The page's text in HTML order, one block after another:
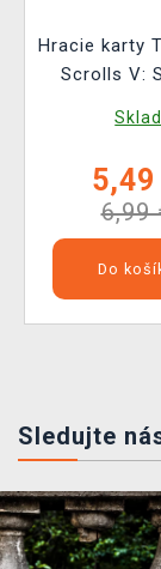
Hracie karty
Scrolls V:
5,49
6,99
Do
Sledujte